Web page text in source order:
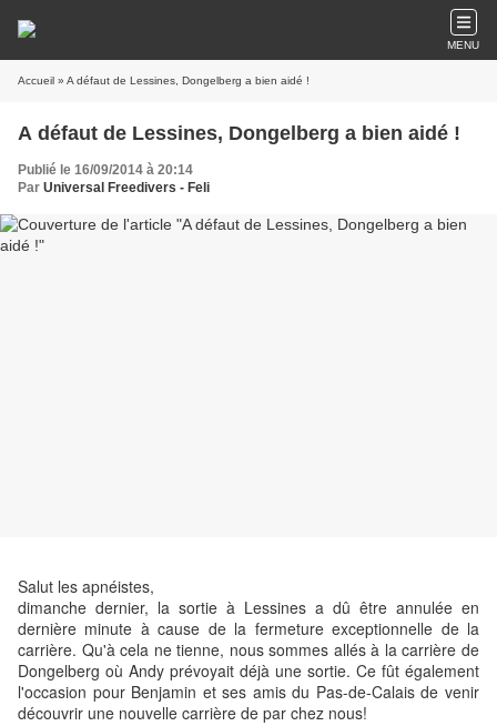
MENU
Accueil » A défaut de Lessines, Dongelberg a bien aidé !
A défaut de Lessines, Dongelberg a bien aidé !
Publié le 16/09/2014 à 20:14
Par Universal Freedivers - Feli
Salut les apnéistes,
dimanche dernier, la sortie à Lessines a dû être annulée en
dernière minute à cause de la fermeture exceptionnelle de la
carrière. Qu'à cela ne tienne, nous sommes allés à la carrière de
Dongelberg où Andy prévoyait déjà une sortie. Ce fût également
l'occasion pour Benjamin et ses amis du Pas-de-Calais de venir
découvrir une nouvelle carrière de par chez nous!